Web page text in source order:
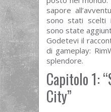
sapore
sono stati scelti
sono state
Godetevi il
di gameplay:
splendore.
Capitolo 1:
City”